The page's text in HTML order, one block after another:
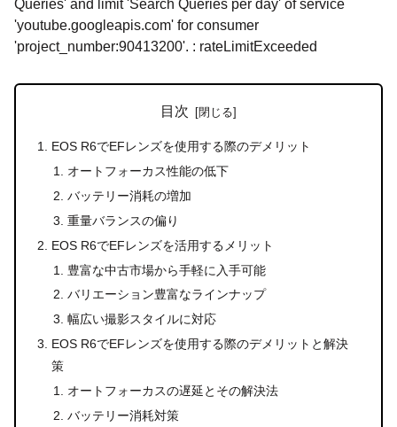
Queries' and limit 'Search Queries per day' of service
'youtube.googleapis.com' for consumer
'project_number:90413200'. : rateLimitExceeded
目次
EOS R6でEFレンズを使用する際のデメリット
オートフォーカス性能の低下
バッテリー消耗の増加
重量バランスの偏り
EOS R6でEFレンズを活用するメリット
豊富な中古市場から手軽に入手可能
バリエーション豊富なラインナップ
幅広い撮影スタイルに対応
EOS R6でEFレンズを使用する際のデメリットと解決
策
オートフォーカスの遅延とその解決法
バッテリー消耗対策